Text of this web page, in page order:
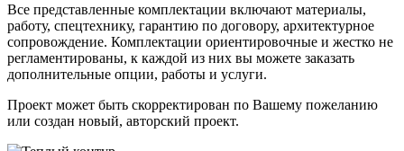
Все представленные комплектации включают материалы,
работу, спецтехнику, гарантию по договору, архитектурное
сопровождение. Комплектации ориентировочные и жестко не
регламентированы, к каждой из них вы можете заказать
дополнительные опции, работы и услуги.
Проект может быть скорректирован по Вашему пожеланию
или создан новый, авторский проект.